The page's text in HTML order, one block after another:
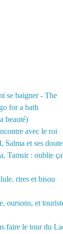
se baigner - The
for a bath
beauté)
avec le roi
Salma et ses
Tamsir : oublie
rires et bisou
oursons, et
faire le tour du